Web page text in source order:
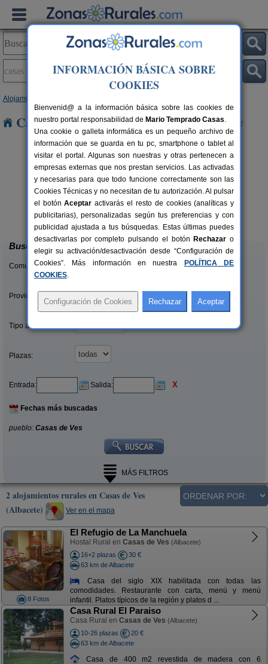
Alojamientos
Casas Rurales en Casas de Ves
10+2 pers.
desde38 €
Finca El Romeral
Alpera (Albacete)
Buscar
Comunidades:
Provincias/Islas:
Tipo alquiler:
Plazas:
Entrada: Salida: X
Fechas más buscadas
pueblo: Casas de Ves
MÁS FILTROS
2 alojamientos rurales en Casas de Ves
(Albacete)
Ver en el mapa
8 Fotos
El Refugio de La Manchuela
Hostal Rural en Casas de Ves (Albacete)
16+2 plazas
30 €
63 km de Albacete
Casa del siglo XIX habilitada con todas las
comodidades. Restaurante con carta, menú y menú
infantil. Platos típicos de la región y platos d ...
Casa Rural El Paraiso
Casa Rural en Casas de Ves (Albacete)
10-26 plazas
20 €
63 km de Albacete
Casa de 400 m2 revestida de madera con 6
INFORMACIÓN BÁSICA SOBRE
COOKIES
Bienvenid@ a la información básica sobre las cookies de
nuestro portal responsabilidad de Mario Temprado Casas.
Una cookie o galleta informática es un pequeño archivo de
información que se guarda en tu pc, smartphone o tablet al
visitar el portal. Algunas son nuestras y otras pertenecen a
empresas externas que nos prestan servicios. Las activadas
y necesarias para que todo funcione correctamente son las
Cookies Técnicas y no necesitan de tu autorización. Al pulsar
el botónAceptar activarás el resto de cookies (analíticas y
publicitarias), personalizadas según tus preferencias y con
publicidad ajustada a tus búsquedas. Estas últimas puedes
desactivarlas por completo pulsando el botón Rechazar o
elegir su activación/desactivación desde “Configuración de
Cookies”. Más información en nuestra
POLÍTICA DE
COOKIES.